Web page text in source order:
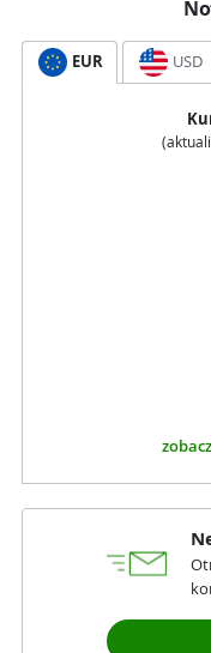
EUR USD